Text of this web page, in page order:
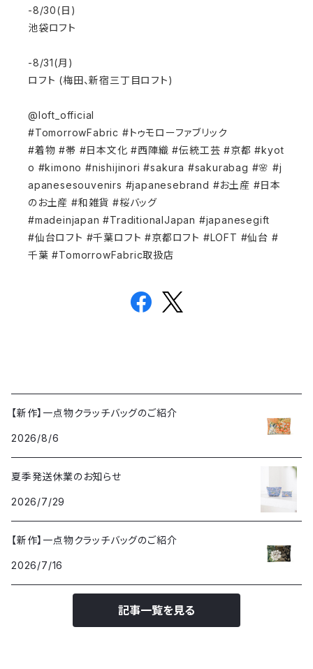
-8/30(日)
池袋ロフト
-8/31(月)
ロフト (梅田、新宿三丁目ロフト)
@loft_official
#TomorrowFabric #トゥモローファブリック
#着物 #帯 #日本文化 #西陣織 #伝統工芸 #京都 #kyot
o #kimono #nishijinori #sakura #sakurabag #🌸 #j
apanesesouvenirs #japanesebrand #お土産 #日本
のお土産 #和雑貨 #桜バッグ
#madeinjapan #TraditionalJapan #japanesegift
#仙台ロフト #千葉ロフト #京都ロフト #LOFT #仙台 #
千葉 #TomorrowFabric取扱店
【新作】一点物クラッチバッグのご紹介
2026/8/6
夏季発送休業のお知らせ
2026/7/29
【新作】一点物クラッチバッグのご紹介
2026/7/16
記事一覧を見る